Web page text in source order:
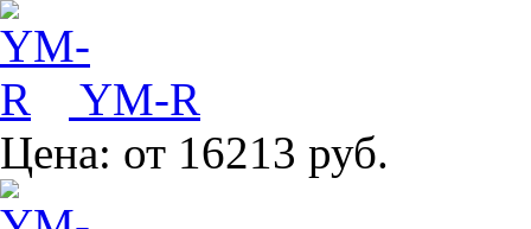
YM-R
Цена: от 16213 руб.